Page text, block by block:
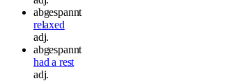
abgespannt
relaxed
adj.
abgespannt
had a rest
adj.